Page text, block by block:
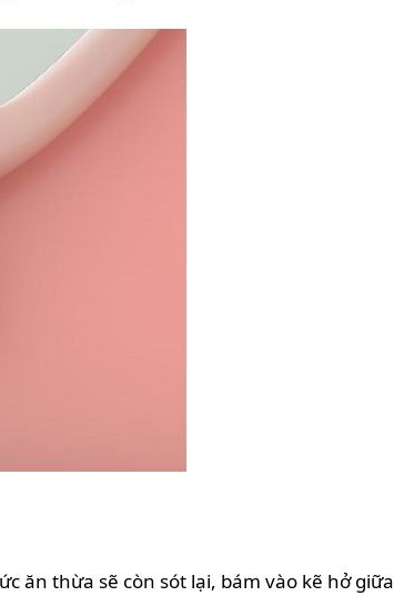
ăn thừa sẽ còn sót lại, bám vào kẽ hở giữa